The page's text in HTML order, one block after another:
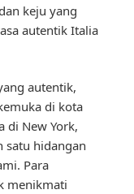
keju yang
autentik Italia
autentik,
di kota
di New York,
satu hidangan
Para
menikmati